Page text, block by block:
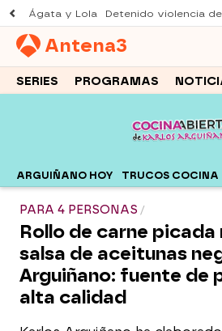
Ágata y Lola Detenido violencia
Antena3
SERIES PROGRAMAS
ARGUIÑANO HOY TRUCOS COCINA
PARA 4 PERSONAS
Rollo de carne picada
salsa de aceitunas
Arguiñano: fuente de
alta calidad